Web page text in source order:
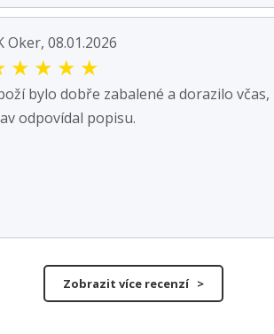
Oker, 08.01.2026
★ ★ ★ ★
bylo dobře zabalené a dorazilo včas,
odpovídal popisu.
Zobrazit více recenzí >